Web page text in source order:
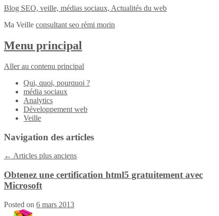
Blog SEO, veille, médias sociaux, Actualités du web
Ma Veille consultant seo rémi morin
Menu principal
Aller au contenu principal
Qui, quoi, pourquoi ?
média sociaux
Analytics
Développement web
Veille
Navigation des articles
← Articles plus anciens
Obtenez une certification html5 gratuitement avec
Microsoft
Posted on 6 mars 2013